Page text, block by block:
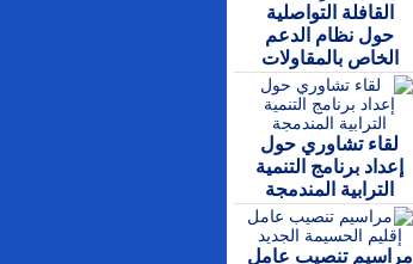
القافلة التواصلية
حول نظام الدعم
الخاص بالمقاولات
لقاء تشاوري حول
إعداد برنامج التنمية
الترابية المندمجة
مراسيم تنصيب عامل